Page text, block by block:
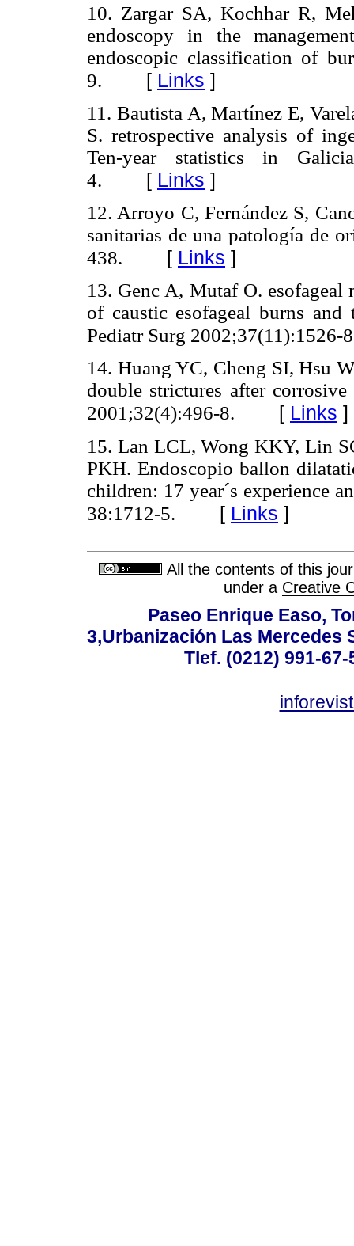
10. Zargar SA, Kochhar R,
endoscopy in the
endoscopic classification of
9. [ Links ]
11. Bautista A, Martínez E,
S. retrospective analysis of
Ten-year statistics in
4. [ Links ]
12. Arroyo C, Fernández S,
sanitarias de una patología de
438. [ Links ]
13. Genc A, Mutaf O.
of caustic esofageal burns
Pediatr Surg 2002;37(11):1526-
14. Huang YC, Cheng SI, Hsu
double strictures after
2001;32(4):496-8. [ Links ]
15. Lan LCL, Wong KKY, Lin
PKH. Endoscopio ballon
children: 17 year´s experience
38:1712-5. [ Links ]
All the contents of this
under a Creative
Paseo Enrique Easo,
3,Urbanización Las Mercedes
Tlef. (0212) 991-